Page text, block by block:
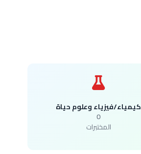
كيمياء/فيزياء وعلوم حياة
0
المختبرات